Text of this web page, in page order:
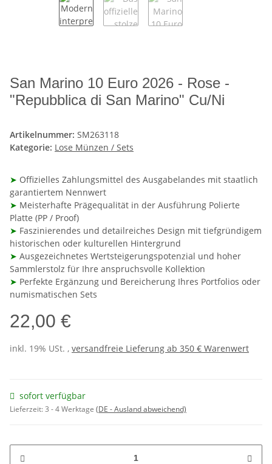
San Marino 10 Euro 2026 - Rose -
"Repubblica di San Marino" Cu/Ni
Artikelnummer: SM263118
Kategorie: Lose Münzen / Sets
➤ Offizielles Zahlungsmittel des Ausgabelandes mit staatlich
garantiertem Nennwert
➤ Meisterhafte Prägequalität in der Ausführung Polierte
Platte (PP / Proof)
➤ Faszinierendes und detailreiches Design mit tiefgründigem
historischen oder kulturellen Hintergrund
➤ Ausgezeichnetes Wertsteigerungspotenzial und hoher
Sammlerstolz für Ihre anspruchsvolle Kollektion
➤ Perfekte Ergänzung und Bereicherung Ihres Portfolios oder
numismatischen Sets
22,00 €
inkl. 19% USt. , versandfreie Lieferung ab 350 € Warenwert
sofort verfügbar
Lieferzeit:3 - 4 Werktage (DE - Ausland abweichend)